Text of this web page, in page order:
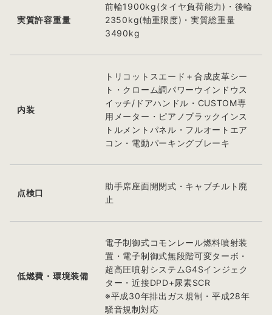
実質許容重量
前輪1900kg(タイヤ負荷能力)・後輪
2350kg(軸重限度)・実質総重量
3490kg
内装
トリコットスエード＋合成皮革シー
ト・クローム調パワーウインドウス
イッチ/ドアハンドル・CUSTOM専
用メーター・ピアノブラックインス
トルメントパネル・フルオートエア
コン・電動パーキングブレーキ
点検口
助手席座面開閉式・キャブチルト廃
止
低燃費・環境装備
電子制御式コモンレール燃料噴射装
置・電子制御式無段階可変ターボ・
超高圧噴射システムG4Sインジェク
ター・近接DPD+尿素SCR
※平成30年排出ガス規制・平成28年
騒音規制対応